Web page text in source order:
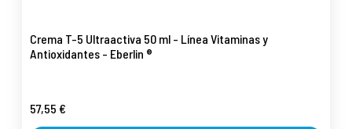
Crema T-5 Ultraactiva 50 ml - Línea Vitaminas y
Antioxidantes - Eberlin ®
57,55 €